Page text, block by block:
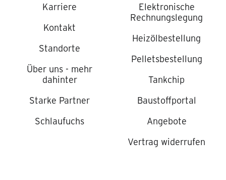
Karriere
Kontakt
Standorte
Über uns - mehr
dahinter
Starke Partner
Schlaufuchs
Elektronische
Rechnungslegung
Heizölbestellung
Pelletsbestellung
Tankchip
Baustoffportal
Angebote
Vertrag widerrufen